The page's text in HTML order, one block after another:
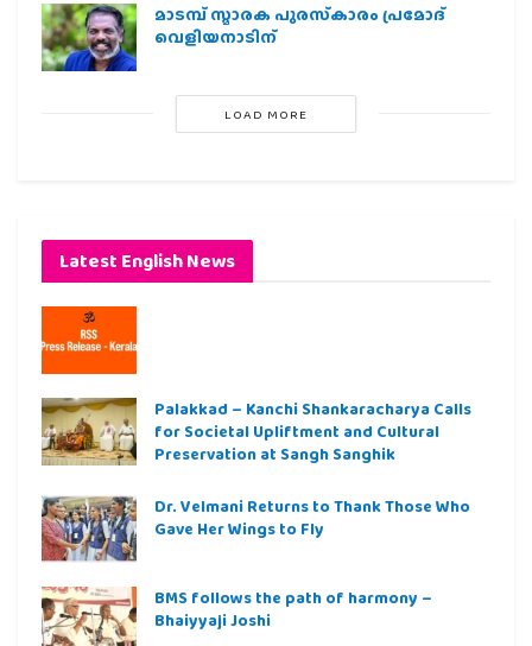
മാടമ്പ് സ്മാരക പുരസ്‌കാരം പ്രമോദ്
വെളിയനാടിന്
LOAD MORE
Latest English News
Palakkad – Kanchi Shankaracharya Calls
for Societal Upliftment and Cultural
Preservation at Sangh Sanghik
Dr. Velmani Returns to Thank Those Who
Gave Her Wings to Fly
BMS follows the path of harmony –
Bhaiyyaji Joshi